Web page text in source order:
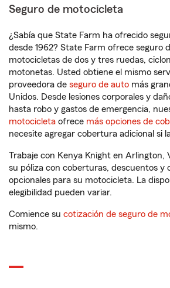
Seguro de motocicleta
¿Sabía que State Farm ha ofrecido
desde 1962? State Farm ofrece seguro
motocicletas de dos y tres ruedas,
motonetas. Usted obtiene el mismo
proveedora de seguro de auto más
Unidos. Desde lesiones corporales y
hasta robo y gastos de emergencia,
motocicleta ofrece más opciones de
necesite agregar cobertura adicional si
Trabaje con Kenya Knight en Arlington,
su póliza con coberturas, descuentos y
opcionales para su motocicleta. La
elegibilidad pueden variar.
Comience su cotización de seguro de
mismo.